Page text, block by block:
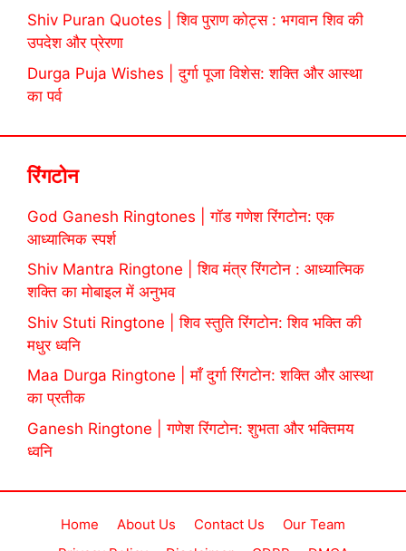
Shiv Puran Quotes | शिव पुराण कोट्स : भगवान शिव की
उपदेश और प्रेरणा
Durga Puja Wishes | दुर्गा पूजा विशेस: शक्ति और आस्था
का पर्व
रिंगटोन
God Ganesh Ringtones | गॉड गणेश रिंगटोन: एक
आध्यात्मिक स्पर्श
Shiv Mantra Ringtone | शिव मंत्र रिंगटोन : आध्यात्मिक
शक्ति का मोबाइल में अनुभव
Shiv Stuti Ringtone | शिव स्तुति रिंगटोन: शिव भक्ति की
मधुर ध्वनि
Maa Durga Ringtone | माँ दुर्गा रिंगटोन: शक्ति और आस्था
का प्रतीक
Ganesh Ringtone | गणेश रिंगटोन: शुभता और भक्तिमय
ध्वनि
Home About Us Contact Us
Our Team